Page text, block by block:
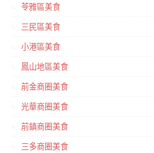
苓雅區美食
三民區美食
小港區美食
鳳山地區美食
前金商圈美食
光華商圈美食
前鎮商圈美食
三多商圈美食